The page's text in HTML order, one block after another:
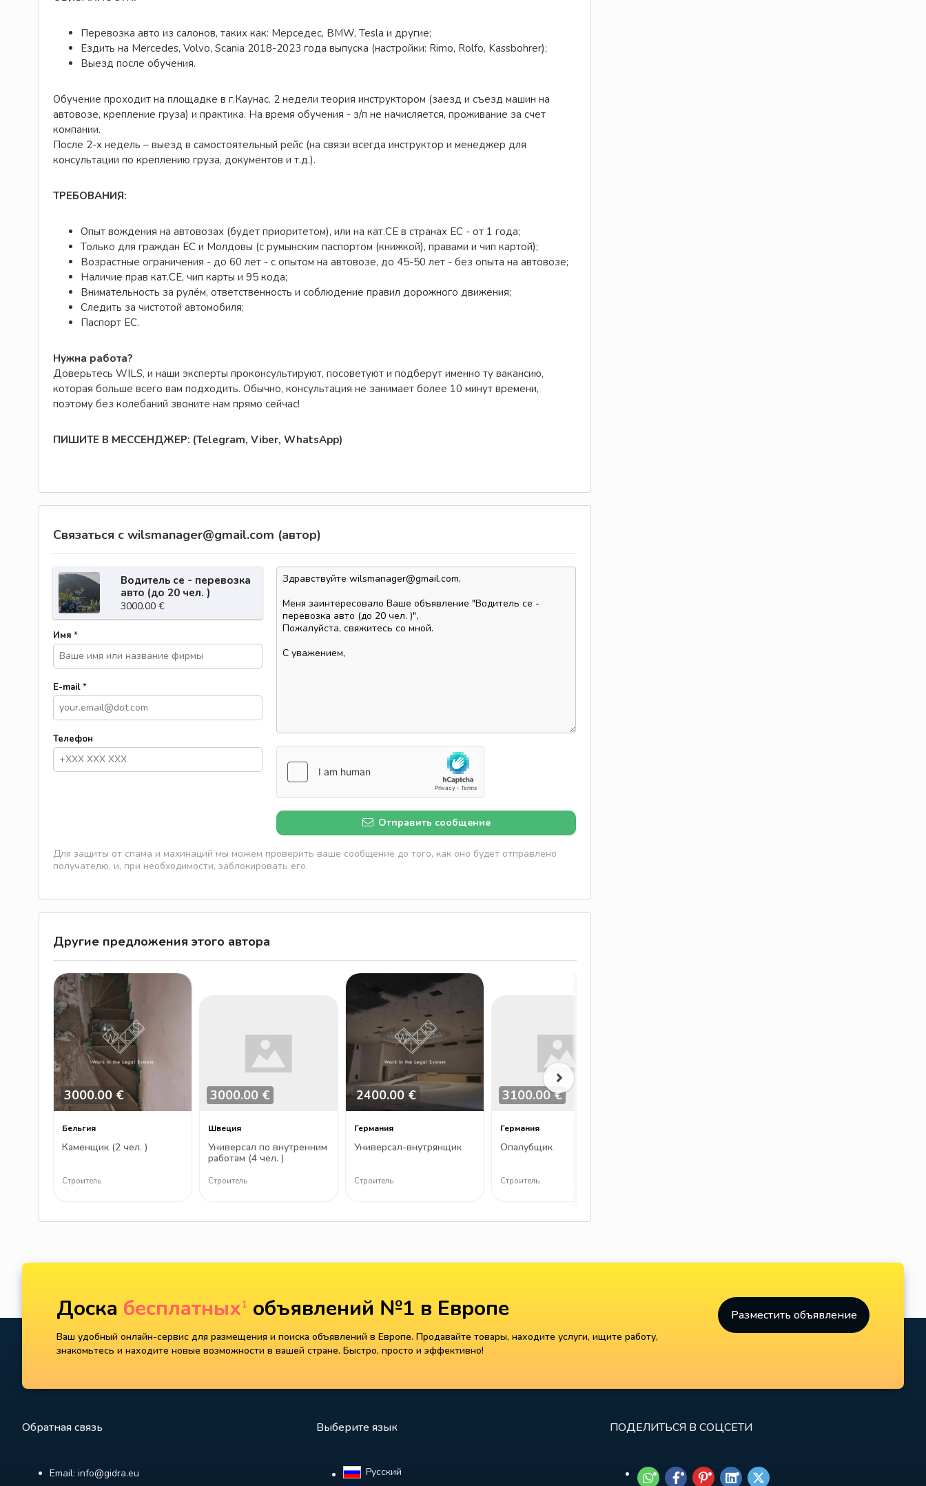
Перевозка авто из салонов, таких как: Мерседес, BMW, Tesla и другие;
Ездить на Mercedes, Volvo, Scania 2018-2023 года выпуска (настройки: Rimo, Rolfo, Kassbohrer);
Выезд после обучения.
Обучение проходит на площадке в г.Каунас. 2 недели теория инструктором (заезд и съезд машин на
автовозе, крепление груза) и практика. На время обучения - з/п не начисляется, проживание за счет
компании.
После 2-х недель – выезд в самостоятельный рейс (на связи всегда инструктор и менеджер для
консультации по креплению груза, документов и т.д.).
ТРЕБОВАНИЯ:
Опыт вождения на автовозах (будет приоритетом), или на кат.СЕ в странах ЕС - от 1 года;
Только для граждан ЕС и Молдовы (с румынским паспортом (книжкой), правами и чип картой);
Возрастные ограничения - до 60 лет - с опытом на автовозе, до 45-50 лет - без опыта на автовозе;
Наличие прав кат.СЕ, чип карты и 95 кода;
Внимательность за рулём, ответственность и соблюдение правил дорожного движения;
Следить за чистотой автомобиля;
Паспорт ЕС.
Нужна работа?
Доверьтесь WILS, и наши эксперты проконсультируют, посоветуют и подберут именно ту вакансию,
которая больше всего вам подходить. Обычно, консультация не занимает более 10 минут времени,
поэтому без колебаний звоните нам прямо сейчас!
ПИШИТЕ В МЕССЕНДЖЕР: (Telegram, Viber, WhatsApp)
Связаться с wilsmanager@gmail.com (автор)
Водитель се - перевозка
авто (до 20 чел. )
3000.00 €
Имя *
E-mail*
Телефон
Отправить сообщение
Для защиты от спама и махинаций мы можем проверить ваше сообщение до того, как оно будет отправлено
получателю, и, при необходимости, заблокировать его.
Другие предложения этого автора
3000.00 €
Бельгия
Каменщик (2 чел. )
Строитель
3000.00 €
Швеция
Универсал по внутренним
работам (4 чел. )
Строитель
2400.00 €
Германия
Универсал-внутрянщик
Строитель
3100.00 €
Германия
Опалубщик
Строитель
Доска бесплатных1 объявлений №1 в Европе
Ваш удобный онлайн-сервис для размещения и поиска объявлений в Европе. Продавайте товары, находите услуги, ищите работу,
знакомьтесь и находите новые возможности в вашей стране. Быстро, просто и эффективно!
Разместить объявление
Обратная связь
Email: info@gidra.eu
Выберите язык
Русский‎
ПОДЕЛИТЬСЯ В СОЦСЕТИ